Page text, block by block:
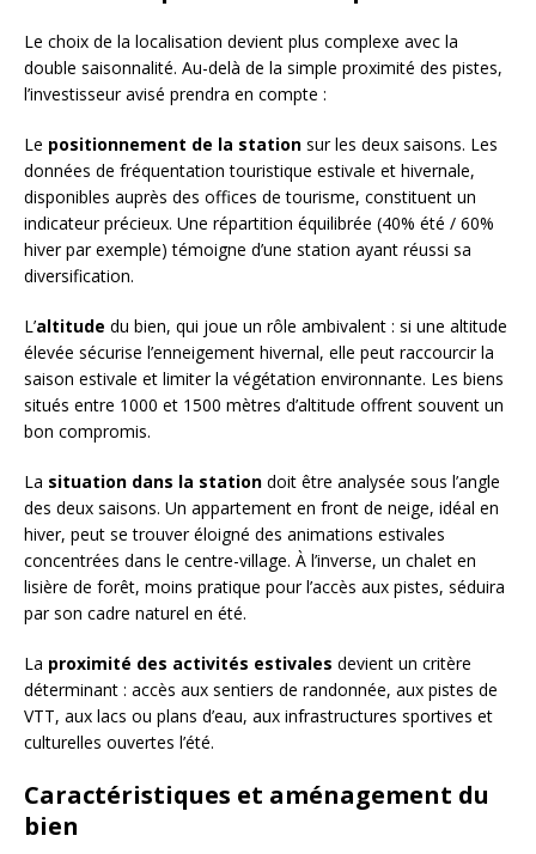
Le choix de la localisation devient plus complexe avec la
double saisonnalité. Au-delà de la simple proximité des pistes,
l’investisseur avisé prendra en compte :
Le positionnement de la station sur les deux saisons. Les
données de fréquentation touristique estivale et hivernale,
disponibles auprès des offices de tourisme, constituent un
indicateur précieux. Une répartition équilibrée (40% été / 60%
hiver par exemple) témoigne d’une station ayant réussi sa
diversification.
L’altitude du bien, qui joue un rôle ambivalent : si une altitude
élevée sécurise l’enneigement hivernal, elle peut raccourcir la
saison estivale et limiter la végétation environnante. Les biens
situés entre 1000 et 1500 mètres d’altitude offrent souvent un
bon compromis.
La situation dans la station doit être analysée sous l’angle
des deux saisons. Un appartement en front de neige, idéal en
hiver, peut se trouver éloigné des animations estivales
concentrées dans le centre-village. À l’inverse, un chalet en
lisière de forêt, moins pratique pour l’accès aux pistes, séduira
par son cadre naturel en été.
La proximité des activités estivales devient un critère
déterminant : accès aux sentiers de randonnée, aux pistes de
VTT, aux lacs ou plans d’eau, aux infrastructures sportives et
culturelles ouvertes l’été.
Caractéristiques et aménagement du
bien